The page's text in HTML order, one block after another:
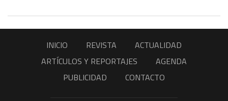
INICIO REVISTA
ACTUALIDAD
ARTÍCULOS Y REPORTAJES
AGENDA
PUBLICIDAD
CONTACTO